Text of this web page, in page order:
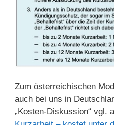
Zum österreichischen
auch bei uns in
„Kosten-Diskussion“ vgl.